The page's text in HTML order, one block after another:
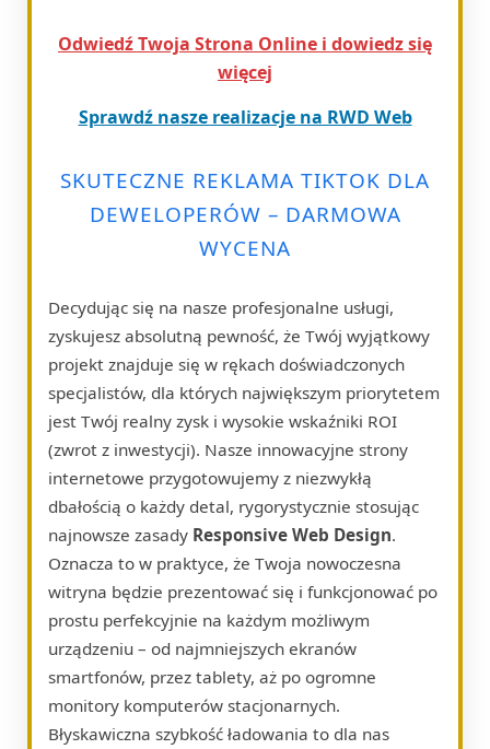
Odwiedź Twoja Strona Online i dowiedz się
więcej
Sprawdź nasze realizacje na RWD Web
SKUTECZNE REKLAMA TIKTOK DLA
DEWELOPERÓW – DARMOWA
WYCENA
Decydując się na nasze profesjonalne usługi,
zyskujesz absolutną pewność, że Twój wyjątkowy
projekt znajduje się w rękach doświadczonych
specjalistów, dla których największym priorytetem
jest Twój realny zysk i wysokie wskaźniki ROI
(zwrot z inwestycji). Nasze innowacyjne strony
internetowe przygotowujemy z niezwykłą
dbałością o każdy detal, rygorystycznie stosując
najnowsze zasady Responsive Web Design.
Oznacza to w praktyce, że Twoja nowoczesna
witryna będzie prezentować się i funkcjonować po
prostu perfekcyjnie na każdym możliwym
urządzeniu – od najmniejszych ekranów
smartfonów, przez tablety, aż po ogromne
monitory komputerów stacjonarnych.
Błyskawiczna szybkość ładowania to dla nas